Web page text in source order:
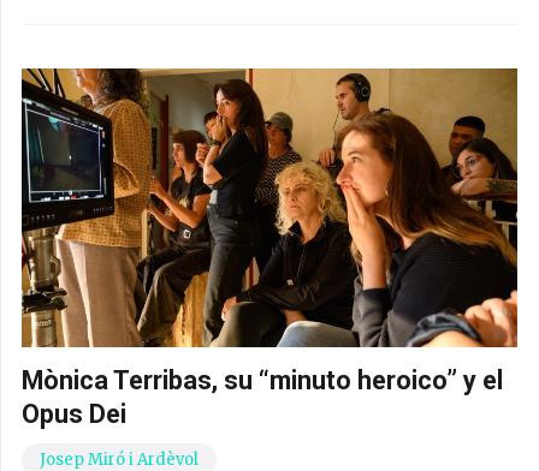
Mònica Terribas, su “minuto heroico” y el
Opus Dei
Josep Miró i Ardèvol